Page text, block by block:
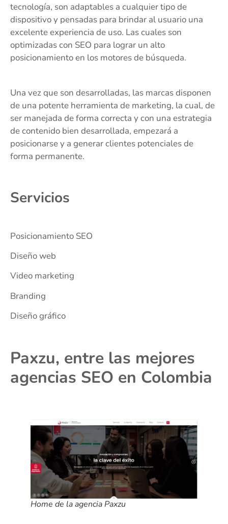
tecnología, son adaptables a cualquier tipo de
dispositivo y pensadas para brindar al usuario una
excelente experiencia de uso. Las cuales son
optimizadas con SEO para lograr un alto
posicionamiento en los motores de búsqueda.
Una vez que son desarrolladas, las marcas disponen
de una potente herramienta de marketing, la cual, de
ser manejada de forma correcta y con una estrategia
de contenido bien desarrollada, empezará a
posicionarse y a generar clientes potenciales de
forma permanente.
Servicios
Posicionamiento SEO
Diseño web
Video marketing
Branding
Diseño gráfico
Paxzu, entre las mejores
agencias SEO en Colombia
Home de la agencia Paxzu